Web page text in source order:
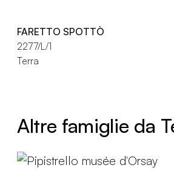
FARETTO SPOTTÒ
2277/L/1
Terra
Altre famiglie da